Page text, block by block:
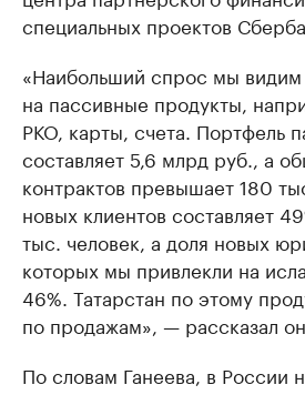
специальных проектов
«Наибольший спрос мы
на пассивные продукты,
РКО, карты, счета. Портфель
составляет 5,6 млрд руб., а
контрактов превышает 180
новых клиентов составляет
тыс. человек, а доля новых
которых мы привлекли на
46%. Татарстан по этому
по продажам», — рассказал он.
По словам Ганеева, в России